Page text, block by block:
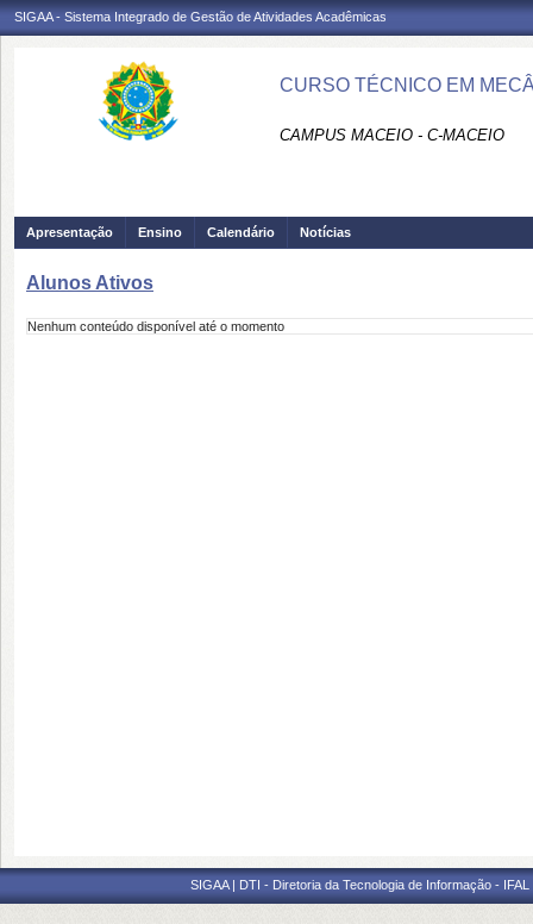
SIGAA - Sistema Integrado de Gestão de Atividades Acadêmicas
CURSO TÉCNICO EM
CAMPUS MACEIO - C-MACEIO
Apresentação Ensino Calendário Notícias
Alunos Ativos
Nenhum conteúdo disponível até o momento
SIGAA | DTI - Diretoria da Tecnologia de Informação -